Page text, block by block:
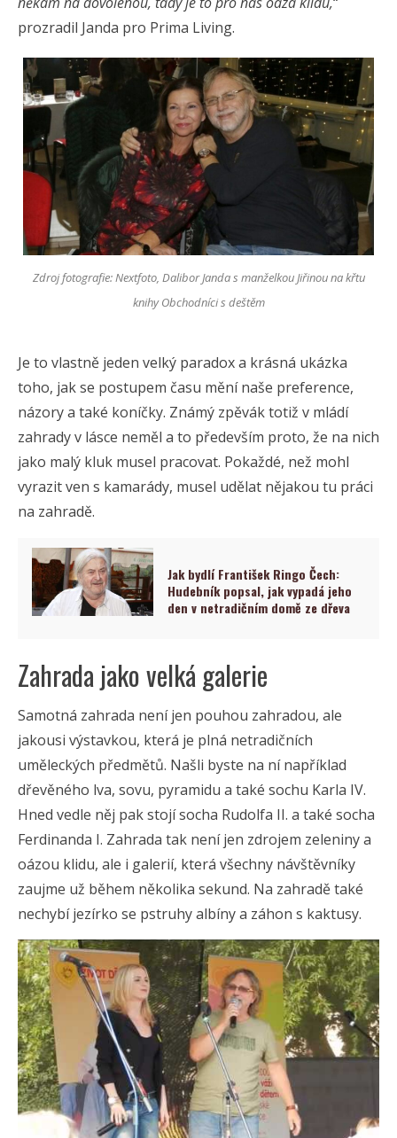
prozradil Janda pro Prima Living.
Zdroj fotografie: Nextfoto, Dalibor Janda s manželkou Jiřinou na křtu
knihy Obchodníci s deštěm
Je to vlastně jeden velký paradox a krásná ukázka
toho, jak se postupem času mění naše preference,
názory a také koníčky. Známý zpěvák totiž v mládí
zahrady v lásce neměl a to především proto, že na nich
jako malý kluk musel pracovat. Pokaždé, než mohl
vyrazit ven s kamarády, musel udělat nějakou tu práci
na zahradě.
Jak bydlí František Ringo Čech:
Hudebník popsal, jak vypadá jeho
den v netradičním domě ze dřeva
Zahrada jako velká galerie
Samotná zahrada není jen pouhou zahradou, ale
jakousi výstavkou, která je plná netradičních
uměleckých předmětů. Našli byste na ní například
dřevěného lva, sovu, pyramidu a také sochu Karla IV.
Hned vedle něj pak stojí socha Rudolfa II. a také socha
Ferdinanda I. Zahrada tak není jen zdrojem zeleniny a
oázou klidu, ale i galerií, která všechny návštěvníky
zaujme už během několika sekund. Na zahradě také
nechybí jezírko se pstruhy albíny a záhon s kaktusy.